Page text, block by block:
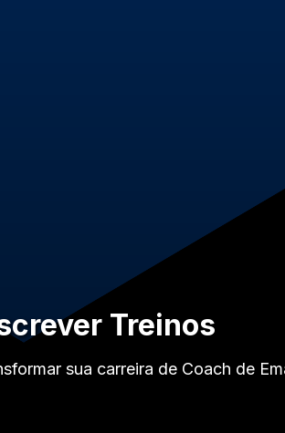
Treinos
sua carreira de Coach de